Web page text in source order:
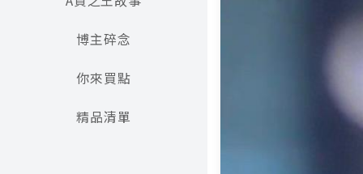
博主碎念
你來買點
精品清單